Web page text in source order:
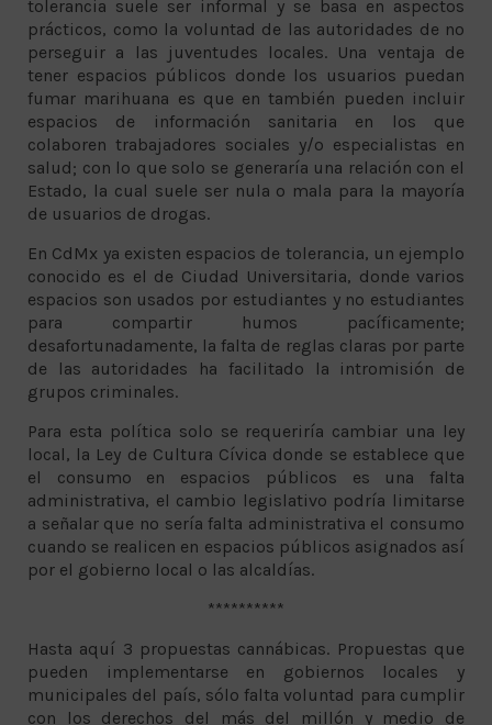
tolerancia suele ser informal y se basa en aspectos
prácticos, como la voluntad de las autoridades de no
perseguir a las juventudes locales. Una ventaja de
tener espacios públicos donde los usuarios puedan
fumar marihuana es que en también pueden incluir
espacios de información sanitaria en los que
colaboren trabajadores sociales y/o especialistas en
salud; con lo que solo se generaría una relación con el
Estado, la cual suele ser nula o mala para la mayoría
de usuarios de drogas.
En CdMx ya existen espacios de tolerancia, un ejemplo
conocido es el de Ciudad Universitaria, donde varios
espacios son usados por estudiantes y no estudiantes
para compartir humos pacíficamente;
desafortunadamente, la falta de reglas claras por parte
de las autoridades ha facilitado la intromisión de
grupos criminales.
Para esta política solo se requeriría cambiar una ley
local, la Ley de Cultura Cívica donde se establece que
el consumo en espacios públicos es una falta
administrativa, el cambio legislativo podría limitarse
a señalar que no sería falta administrativa el consumo
cuando se realicen en espacios públicos asignados así
por el gobierno local o las alcaldías.
**********
Hasta aquí 3 propuestas cannábicas. Propuestas que
pueden implementarse en gobiernos locales y
municipales del país, sólo falta voluntad para cumplir
con los derechos del más del millón y medio de